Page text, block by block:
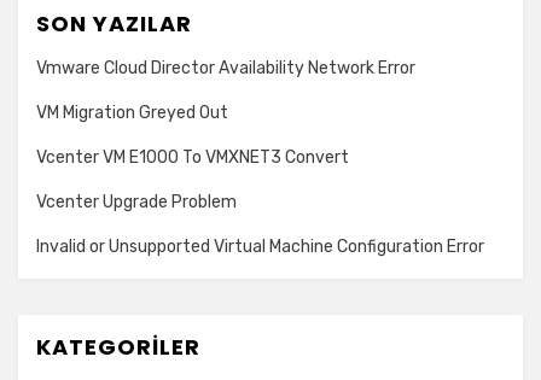
SON YAZILAR
Vmware Cloud Director Availability Network Error
VM Migration Greyed Out
Vcenter VM E1000 To VMXNET3 Convert
Vcenter Upgrade Problem
Invalid or Unsupported Virtual Machine Configuration Error
KATEGORILER